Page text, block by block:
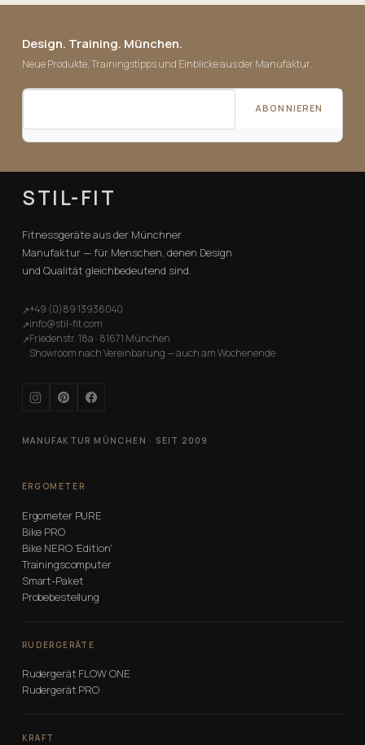
Design. Training. München.
Neue Produkte, Trainingstipps und Einblicke aus der Manufaktur.
ABONNIEREN
STIL-FIT
Fitnessgeräte aus der Münchner
Manufaktur — für Menschen, denen Design
und Qualität gleichbedeutend sind.
↗+49 (0)89 13936040
↗info@stil-fit.com
↗Friedenstr. 18a · 81671 München
Showroom nach Vereinbarung — auch am Wochenende
MANUFAKTUR MÜNCHEN · SEIT 2009
ERGOMETER
Ergometer PURE
Bike PRO
Bike NERO 'Edition'
Trainingscomputer
Smart-Paket
Probebestellung
RUDERGERÄTE
Rudergerät FLOW ONE
Rudergerät PRO
KRAFT